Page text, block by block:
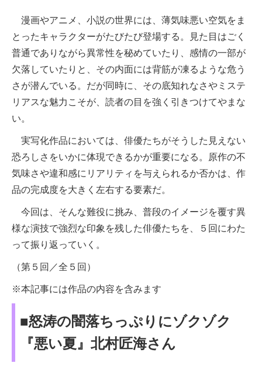
漫画やアニメ、小説の世界には、薄気味悪い空気をま
とったキャラクターがたびたび登場する。見た目はごく
普通でありながら異常性を秘めていたり、感情の一部が
欠落していたりと、その内面には背筋が凍るような危う
さが潜んでいる。だが同時に、その底知れなさやミステ
リアスな魅力こそが、読者の目を強く引きつけてやまな
い。
実写化作品においては、俳優たちがそうした見えない
恐ろしさをいかに体現できるかが重要になる。原作の不
気味さや違和感にリアリティを与えられるか否かは、作
品の完成度を大きく左右する要素だ。
今回は、そんな難役に挑み、普段のイメージを覆す異
様な演技で強烈な印象を残した俳優たちを、５回にわた
って振り返っていく。
（第５回／全５回）
※本記事には作品の内容を含みます
■怒涛の闇落ちっぷりにゾクゾク
『悪い夏』北村匠海さん